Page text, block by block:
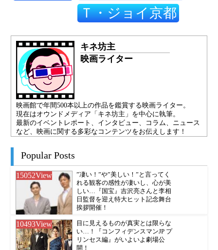
Ｔ・ジョイ京都
キネ坊主
映画ライター
映画館で年間500本以上の作品を鑑賞する映画ライター。
現在はオウンドメディア「キネ坊主」を中心に執筆。
最新のイベントレポート、インタビュー、コラム、ニュース
など、映画に関する多彩なコンテンツをお伝えします！
Popular Posts
15052View
”凄い！”や”美しい！”と言ってく
れる観客の感性が凄いし、心が美
しい…『国宝』吉沢亮さんと李相
日監督を迎え特大ヒット記念舞台
挨拶開催！
10493View
目に見えるものが真実とは限らな
い…！『コンフィデンスマンJP プ
リンセス編』がいよいよ劇場公
開！